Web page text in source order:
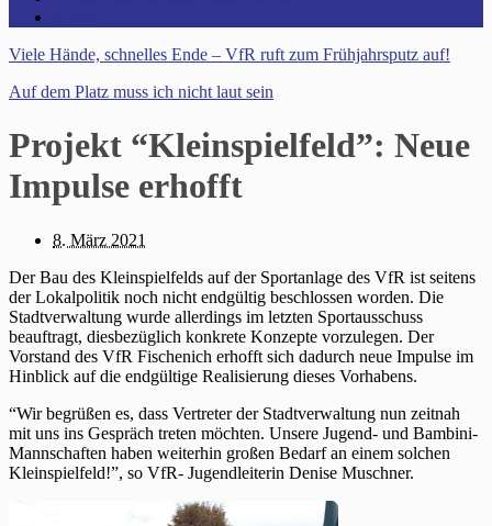
Viele Hände, schnelles Ende – VfR ruft zum Frühjahrsputz auf!
Auf dem Platz muss ich nicht laut sein
Projekt “Kleinspielfeld”: Neue
Impulse erhofft
8. März 2021
Der Bau des Kleinspielfelds auf der Sportanlage des VfR ist seitens
der Lokalpolitik noch nicht endgültig beschlossen worden. Die
Stadtverwaltung wurde allerdings im letzten Sportausschuss
beauftragt, diesbezüglich konkrete Konzepte vorzulegen. Der
Vorstand des VfR Fischenich erhofft sich dadurch neue Impulse im
Hinblick auf die endgültige Realisierung dieses Vorhabens.
“Wir begrüßen es, dass Vertreter der Stadtverwaltung nun zeitnah
mit uns ins Gespräch treten möchten. Unsere Jugend- und Bambini-
Mannschaften haben weiterhin großen Bedarf an einem solchen
Kleinspielfeld!”, so VfR- Jugendleiterin Denise Muschner.